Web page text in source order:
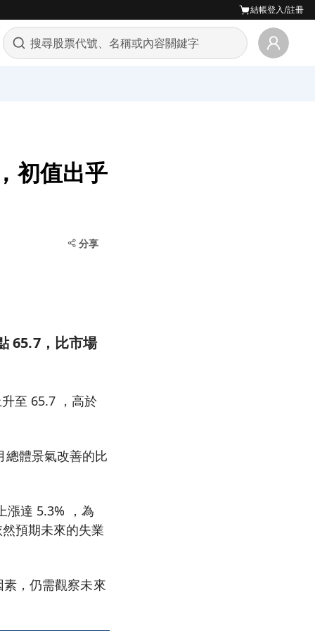
結帳登入/註冊
初值出乎
分享
65.7，比市場
至 65.7 ，高於
總體景氣改善的比
漲達 5.3% ，為
預期未來的失業
，仍需觀察未來